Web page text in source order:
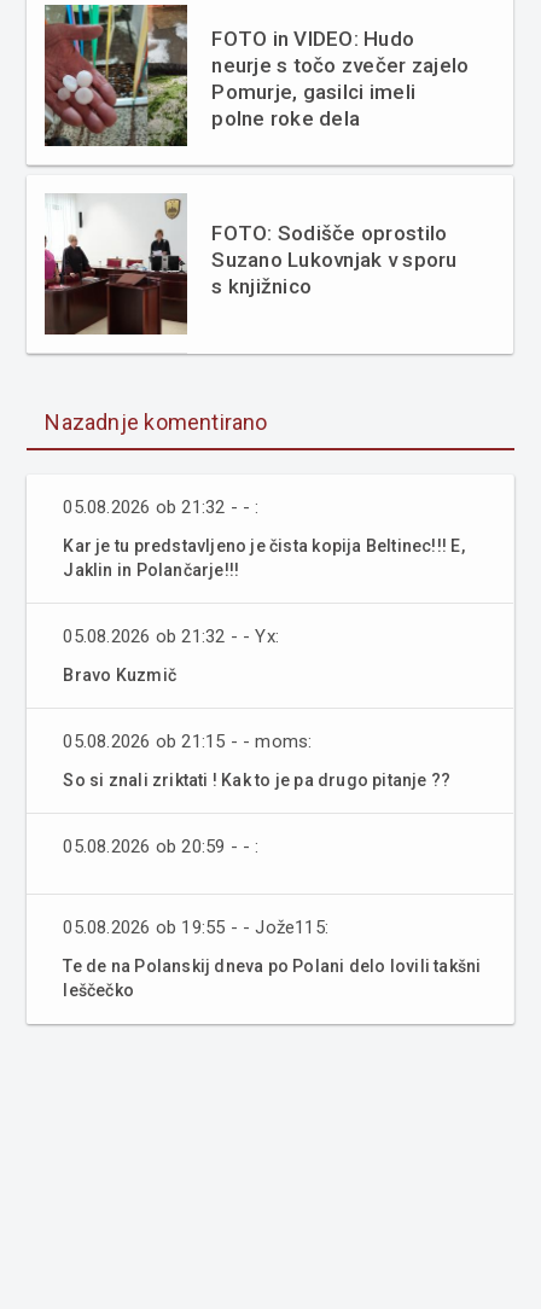
FOTO in VIDEO: Hudo
neurje s točo zvečer zajelo
Pomurje, gasilci imeli
polne roke dela
FOTO: Sodišče oprostilo
Suzano Lukovnjak v sporu
s knjižnico
Nazadnje komentirano
05.08.2026 ob 21:32 - - :
Kar je tu predstavljeno je čista kopija Beltinec!!! E,
Jaklin in Polančarje!!!
05.08.2026 ob 21:32 - - Yx:
Bravo Kuzmič
05.08.2026 ob 21:15 - - moms:
So si znali zriktati ! Kak to je pa drugo pitanje ??
05.08.2026 ob 20:59 - - :
05.08.2026 ob 19:55 - - Jože115:
Te de na Polanskij dneva po Polani delo lovili takšni
leščečko